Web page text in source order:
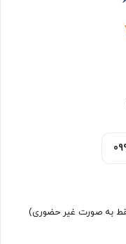
به صورت غیر حضوری)